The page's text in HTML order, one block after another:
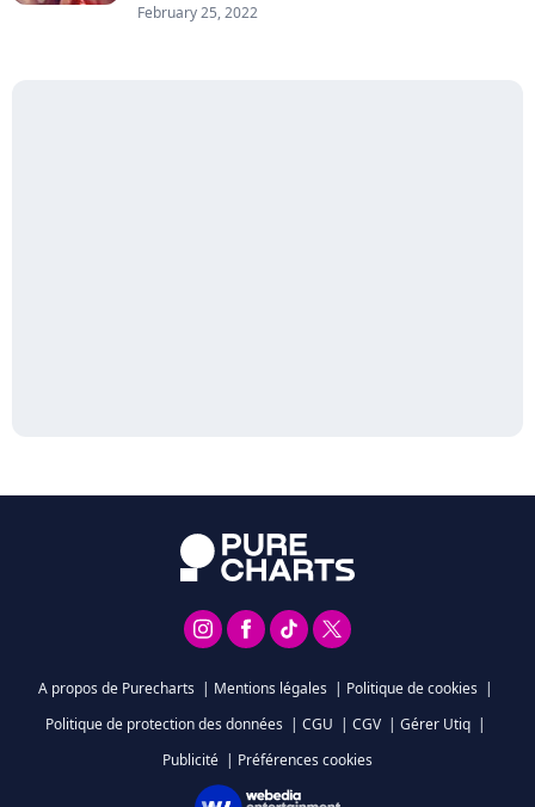
February 25, 2022
A propos de Purecharts | Mentions légales | Politique de cookies |
Politique de protection des données | CGU | CGV | Gérer Utiq |
Publicité | Préférences cookies